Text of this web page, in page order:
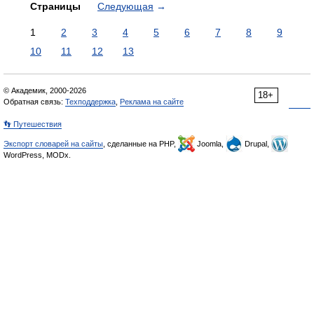
Страницы Следующая →
1 2 3 4 5 6 7 8
9
10
11 12 13
18+
© Академик, 2000-2026
Обратная связь: Техподдержка Реклама на сайте
👣 Путешествия
Экспорт словарей на сайты , сделанные на PHP, Joomla,
Drupal,
WordPress, MODx.